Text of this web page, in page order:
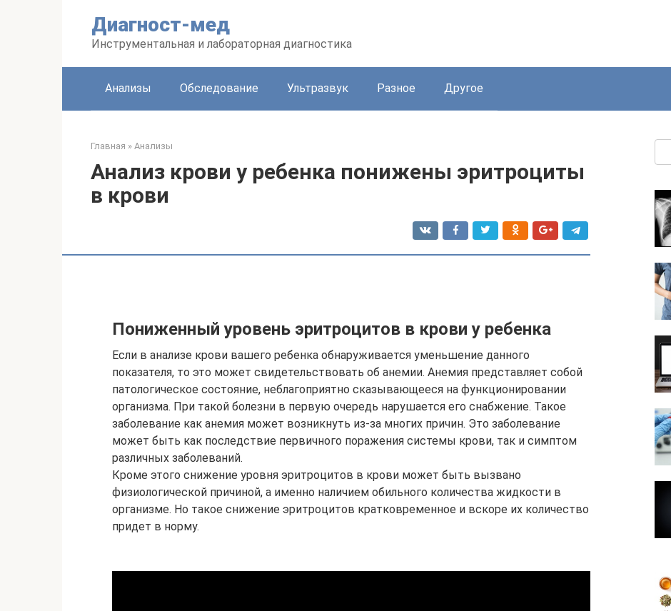
Диагност-мед
Инструментальная и лабораторная диагностика
Анализы Обследование Ультразвук Разное Другое
Главная » Анализы
Анализ крови у ребенка понижены эритроциты
в крови
Пониженный уровень эритроцитов в крови у ребенка
Если в анализе крови вашего ребенка обнаруживается уменьшение данного
показателя, то это может свидетельствовать об анемии. Анемия представляет собой
патологическое состояние, неблагоприятно сказывающееся на функционировании
организма. При такой болезни в первую очередь нарушается его снабжение. Такое
заболевание как анемия может возникнуть из-за многих причин. Это заболевание
может быть как последствие первичного поражения системы крови, так и симптом
различных заболеваний.
Кроме этого снижение уровня эритроцитов в крови может быть вызвано
физиологической причиной, а именно наличием обильного количества жидкости в
организме. Но такое снижение эритроцитов кратковременное и вскоре их количество
придет в норму.